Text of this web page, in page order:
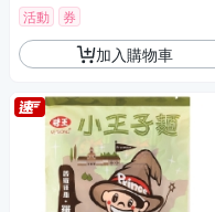
活動 券
加入購物車